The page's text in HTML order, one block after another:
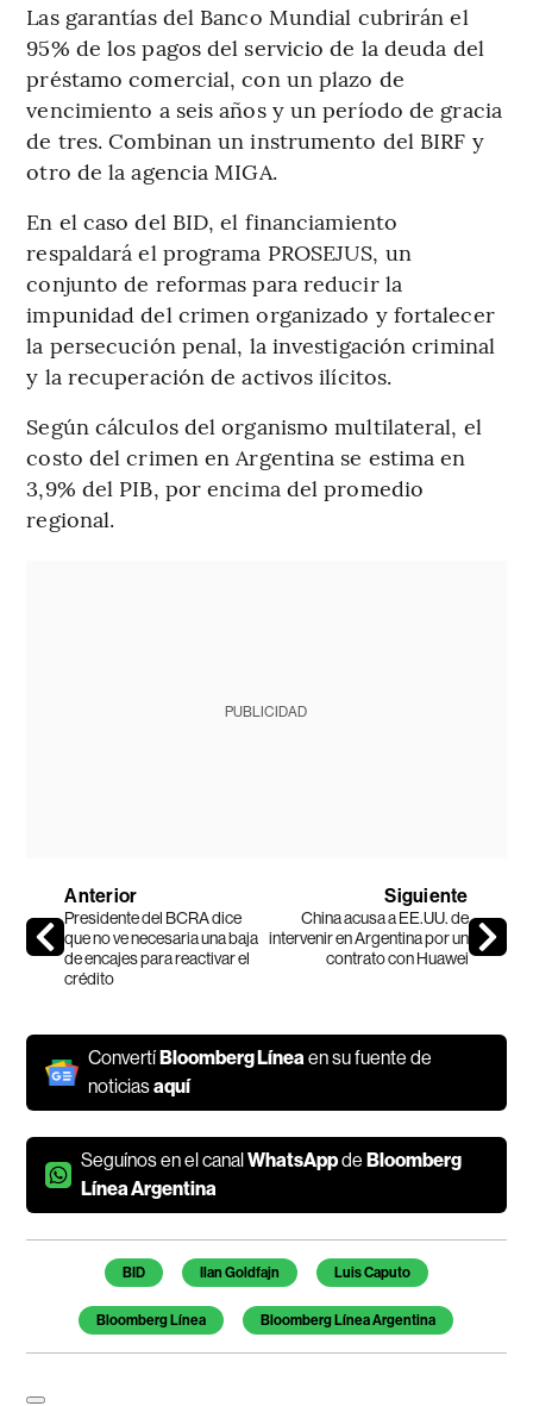
Las garantías del Banco Mundial cubrirán el
95% de los pagos del servicio de la deuda del
préstamo comercial, con un plazo de
vencimiento a seis años y un período de gracia
de tres. Combinan un instrumento del BIRF y
otro de la agencia MIGA.
En el caso del BID, el financiamiento
respaldará el programa PROSEJUS, un
conjunto de reformas para reducir la
impunidad del crimen organizado y fortalecer
la persecución penal, la investigación criminal
y la recuperación de activos ilícitos.
Según cálculos del organismo multilateral, el
costo del crimen en Argentina se estima en
3,9% del PIB, por encima del promedio
regional.
PUBLICIDAD
Anterior
Presidente del BCRA dice
que no ve necesaria una baja
de encajes para reactivar el
crédito
Siguiente
China acusa a EE.UU. de
intervenir en Argentina por un
contrato con Huawei
ConvertíBloomberg Líneaen su fuente de
noticiasaquí
Seguínos en el canalWhatsAppdeBloomberg
Línea Argentina
Temas de este artículo
BID Ilan Goldfajn Luis Caputo
Bloomberg Línea Bloomberg Línea Argentina